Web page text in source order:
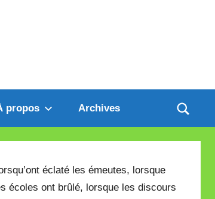
propos Archives
éclaté les émeutes, lorsque
écoles ont brûlé, lorsque les discours